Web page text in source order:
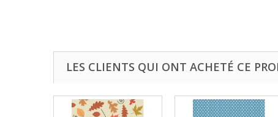
LES CLIENTS QUI ONT ACHETÉ CE